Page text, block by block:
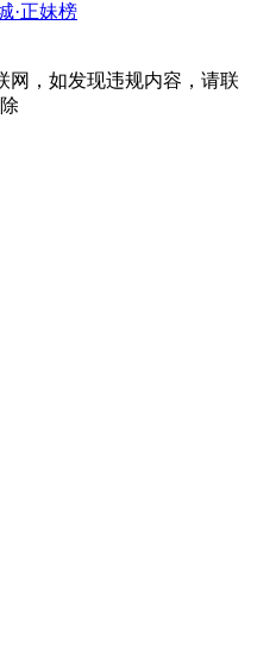
·正妹榜
网，如发现违规内容，请联